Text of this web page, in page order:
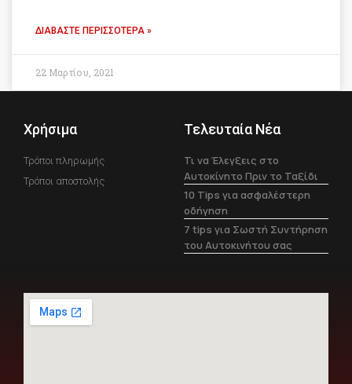
ΔΙΑΒΆΣΤΕ ΠΕΡΙΣΣΌΤΕΡΑ »
22 Μαρτίου, 2021
Χρήσιμα
Τρόποι πληρωμής
Τρόποι αποστολής
Τελευταία Νέα
Τι να Έλεγξεις στο
Αυτοκίνητο Πριν το Ταξίδι
10 Tips για ασφαλέστερη
οδήγηση
7 tips για Σωστή Συντήρηση
του Αυτοκινήτου σας